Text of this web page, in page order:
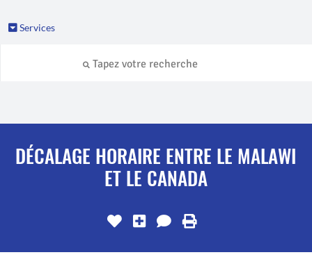
Services
DÉCALAGE HORAIRE ENTRE LE MALAWI
ET LE CANADA